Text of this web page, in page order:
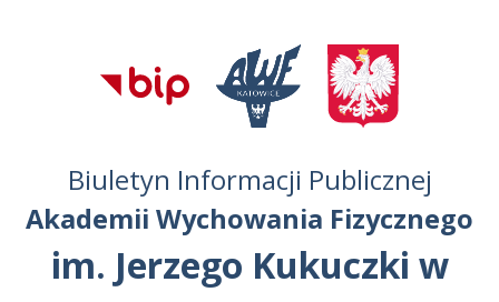
Przejdź do
głównego menu
Przejdź do treści
Przejdź do mapy
serwisu
Biuletyn Informacji Publicznej
Akademii Wychowania Fizycznego
im. Jerzego Kukuczki w